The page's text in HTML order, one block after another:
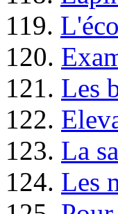
119.
120.
121. Les
122.
123. La
124. Les